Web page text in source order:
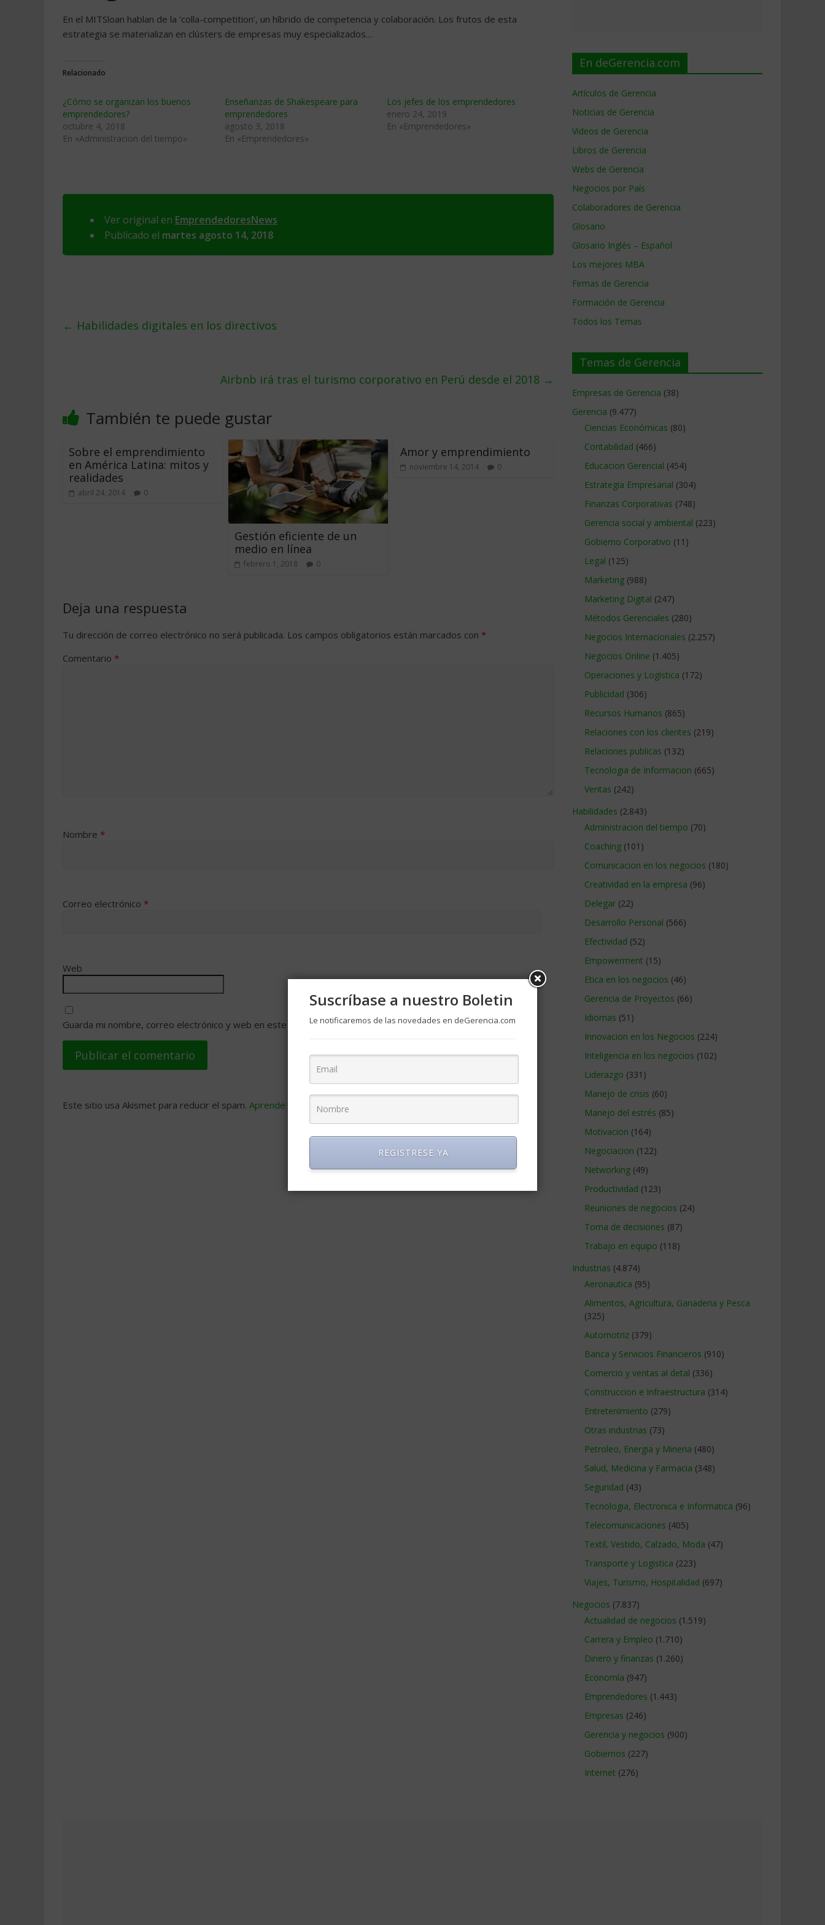
En el MITSloan hablan de la ‘colla-competition’, un híbrido de competencia y colaboración. Los frutos de esta
estrategia se materializan en clústers de empresas muy especializados…
Relacionado
¿Cómo se organizan los buenos
emprendedores?
octubre 4, 2018
En «Administracion del tiempo»
Enseñanzas de Shakespeare para
emprendedores
agosto 3, 2018
En «Emprendedores»
Los jefes de los emprendedores
enero 24, 2019
En «Emprendedores»
Ver original en EmprendedoresNews
Publicado el martes agosto 14, 2018
← Habilidades digitales en los directivos
Airbnb irá tras el turismo corporativo en Perú desde el 2018 →
También te puede gustar
Sobre el emprendimiento
en América Latina: mitos y
realidades
abril 24, 2014 0
Gestión eficiente de un
medio en línea
febrero 1, 2018 0
Amor y emprendimiento
noviembre 14, 2014 0
Deja una respuesta
Tu dirección de correo electrónico no será publicada. Los campos obligatorios están marcados con *
Comentario *
Nombre *
Correo electrónico *
Web
Guarda mi nombre, correo electrónico y web en este navegador para la próxima vez que comente.
Este sitio usa Akismet para reducir el spam. Aprende cómo se procesan los datos de tus comentarios
En deGerencia.com
Artículos de Gerencia
Noticias de Gerencia
Videos de Gerencia
Libros de Gerencia
Webs de Gerencia
Negocios por País
Colaboradores de Gerencia
Glosario
Glosario Inglés – Español
Los mejores MBA
Firmas de Gerencia
Formación de Gerencia
Todos los Temas
Temas de Gerencia
Empresas de Gerencia (38)
Gerencia (9.477)
Ciencias Económicas (80)
Contabilidad (466)
Educacion Gerencial (454)
Estrategia Empresarial (304)
Finanzas Corporativas (748)
Gerencia social y ambiental (223)
Gobierno Corporativo (11)
Legal (125)
Marketing (988)
Marketing Digital (247)
Métodos Gerenciales (280)
Negocios Internacionales (2.257)
Negocios Online (1.405)
Operaciones y Logística (172)
Publicidad (306)
Recursos Humanos (865)
Relaciones con los clientes (219)
Relaciones publicas (132)
Tecnologia de Informacion (665)
Ventas (242)
Habilidades (2.843)
Administracion del tiempo (70)
Coaching (101)
Comunicacion en los negocios (180)
Creatividad en la empresa (96)
Delegar (22)
Desarrollo Personal (566)
Efectividad (52)
Empowerment (15)
Etica en los negocios (46)
Gerencia de Proyectos (66)
Idiomas (51)
Innovacion en los Negocios (224)
Inteligencia en los negocios (102)
Liderazgo (331)
Manejo de crisis (60)
Manejo del estrés (85)
Motivacion (164)
Negociacion (122)
Networking (49)
Productividad (123)
Reuniones de negocios (24)
Toma de decisiones (87)
Trabajo en equipo (118)
Industrias (4.874)
Aeronautica (95)
Alimentos, Agricultura, Ganaderia y Pesca
(325)
Automotriz (379)
Banca y Servicios Financieros (910)
Comercio y ventas al detal (336)
Construccion e Infraestructura (314)
Entretenimiento (279)
Otras industrias (73)
Petroleo, Energia y Mineria (480)
Salud, Medicina y Farmacia (348)
Seguridad (43)
Tecnologia, Electronica e Informatica (96)
Telecomunicaciones (405)
Textil, Vestido, Calzado, Moda (47)
Transporte y Logistica (223)
Viajes, Turismo, Hospitalidad (697)
Negocios (7.837)
Actualidad de negocios (1.519)
Carrera y Empleo (1.710)
Dinero y finanzas (1.260)
Economía (947)
Emprendedores (1.443)
Empresas (246)
Gerencia y negocios (900)
Gobiernos (227)
Internet (276)
Suscríbase a nuestro Boletin
Le notificaremos de las novedades en deGerencia.com
REGISTRESE YA